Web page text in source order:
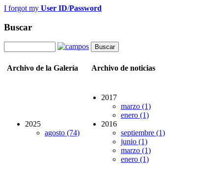
I forgot my User ID/Password
Buscar
Archivo de la Galería Archivo de noticias
2025
agosto (74)
2017
marzo (1)
enero (1)
2016
septiembre (1)
junio (1)
marzo (1)
enero (1)